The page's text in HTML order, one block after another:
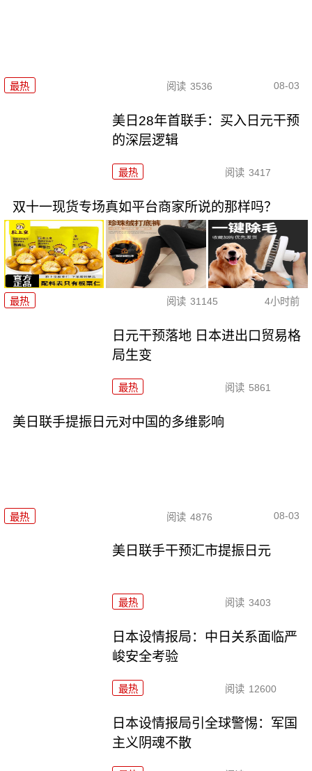
最热 阅读 3536 08-03
美日28年首联手：买入日元干预
的深层逻辑
最热 阅读 3417
双十一现货专场真如平台商家所说的那样吗？
最热 阅读 31145 4小时前
日元干预落地 日本进出口贸易格
局生变
最热 阅读 5861
美日联手提振日元对中国的多维影响
最热 阅读 4876 08-03
美日联手干预汇市提振日元
最热 阅读 3403
日本设情报局：中日关系面临严
峻安全考验
最热 阅读 12600
日本设情报局引全球警惕：军国
主义阴魂不散